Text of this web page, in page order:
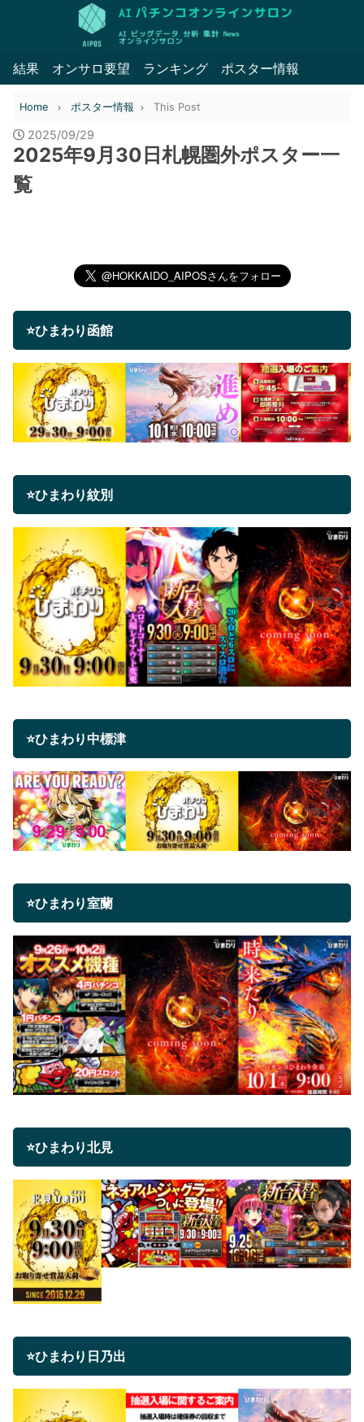
結果 オンサロ要望 ランキング ポスター情報
Home ポスター情報 This Post
2025/09/29
2025年9月30日札幌圏外ポスター一
覧
⭐ひまわり函館
⭐ひまわり紋別
⭐ひまわり中標津
⭐ひまわり室蘭
⭐ひまわり北見
⭐ひまわり日乃出